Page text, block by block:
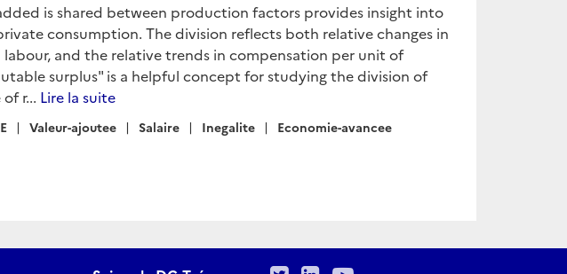
is shared between production factors provides insight into
consumption. The division reflects both relative changes in
and the relative trends in compensation per unit of
surplus" is a helpful concept for studying the division of
r... Lire la suite
Valeur-ajoutee Salaire Inegalite Economie-avancee